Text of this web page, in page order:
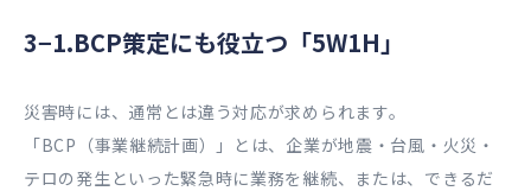
3−1.BCP策定にも役立つ「5W1H」
災害時には、通常とは違う対応が求められます。
「BCP（事業継続計画）」とは、企業が地震・台風・火災・
テロの発生といった緊急時に業務を継続、または、できるだ